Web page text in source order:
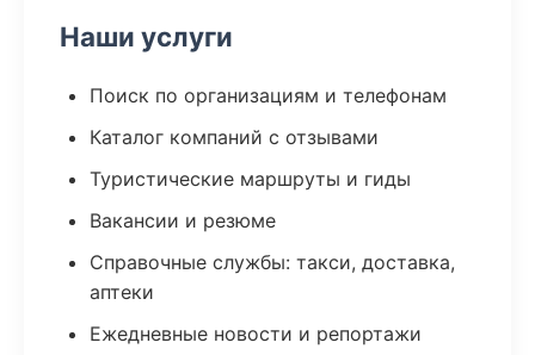
Наши услуги
Поиск по организациям и телефонам
Каталог компаний с отзывами
Туристические маршруты и гиды
Вакансии и резюме
Справочные службы: такси, доставка,
аптеки
Ежедневные новости и репортажи